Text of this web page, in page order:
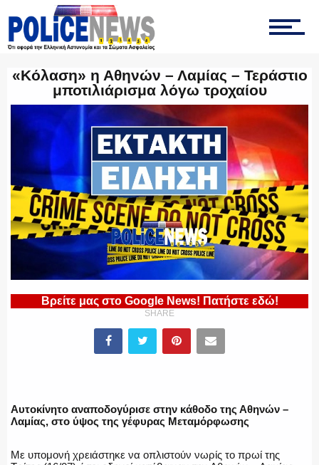
ΤΡΟΧΑΙΑ
ΟΜΑΔΑ “Ζ”
«Κόλαση» η Αθηνών – Λαμίας – Τεράστιο
μποτιλιάρισμα λόγω τροχαίου
Βρείτε μας στο Google News! Πατήστε εδώ!
SHARE
Αυτοκίνητο αναποδογύρισε στην κάθοδο της Αθηνών –
Λαμίας, στο ύψος της γέφυρας Μεταμόρφωσης
Με υπομονή χρειάστηκε να οπλιστούν νωρίς το πρωί της